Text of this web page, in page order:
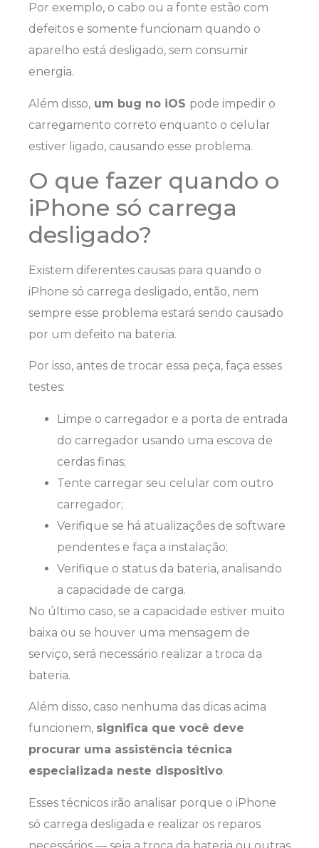
Por exemplo, o cabo ou a fonte estão com
defeitos e somente funcionam quando o
aparelho está desligado, sem consumir
energia.
Além disso, um bug no iOS pode impedir o
carregamento correto enquanto o celular
estiver ligado, causando esse problema.
O que fazer quando o
iPhone só carrega
desligado?
Existem diferentes causas para quando o
iPhone só carrega desligado, então, nem
sempre esse problema estará sendo causado
por um defeito na bateria.
Por isso, antes de trocar essa peça, faça esses
testes:
Limpe o carregador e a porta de entrada
do carregador usando uma escova de
cerdas finas;
Tente carregar seu celular com outro
carregador;
Verifique se há atualizações de software
pendentes e faça a instalação;
Verifique o status da bateria, analisando
a capacidade de carga.
No último caso, se a capacidade estiver muito
baixa ou se houver uma mensagem de
serviço, será necessário realizar a troca da
bateria.
Além disso, caso nenhuma das dicas acima
funcionem, significa que você deve
procurar uma assistência técnica
especializada neste dispositivo.
Esses técnicos irão analisar porque o iPhone
só carrega desligada e realizar os reparos
necessários — seja a troca da bateria ou outras